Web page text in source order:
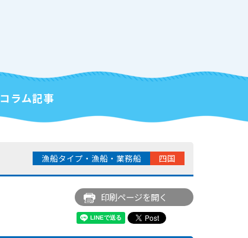
コラム記事
漁船タイプ・漁船・業務船 四国
印刷ページを開く